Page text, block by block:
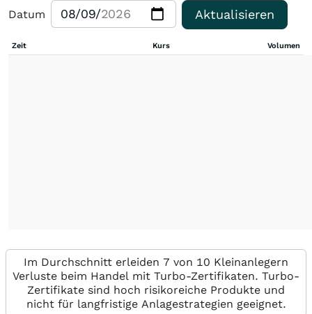
Datum Aktualisieren
Zeit Kurs Volumen
Im Durchschnitt erleiden 7 von 10 Kleinanlegern
Verluste beim Handel mit Turbo-Zertifikaten. Turbo-
Zertifikate sind hoch risikoreiche Produkte und
nicht für langfristige Anlagestrategien geeignet.